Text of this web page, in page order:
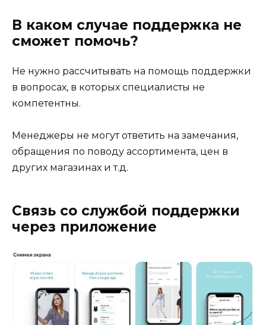
В каком случае поддержка не
сможет помочь?
Не нужно рассчитывать на помощь поддержки
в вопросах, в которых специалисты не
компетентны.
Менеджеры не могут ответить на замечания,
обращения по поводу ассортимента, цен в
других магазинах и т.д.
Связь со службой поддержки
через приложение